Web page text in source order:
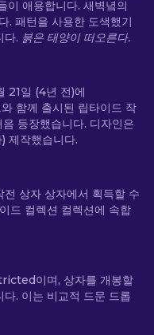
이 애용합니다. 새벽녘의
. 패턴을 사용한 도색했기
다. 붉은 태양이 떠오른다.
21일 (4년 전)에
함께 출시된 립타이드 작
등장했습니다. 디자인은
제작했습니다.
상자 상자에서 획득할 수
드 컬렉션 컬렉션에 속합
이며, 상자를 개봉할
. 이는 비교적 드문 드롭